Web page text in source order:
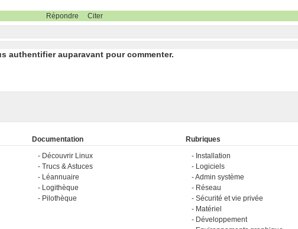
Répondre Citer
authentifier auparavant pour commenter.
Documentation
Découvrir Linux
Trucs & Astuces
Léannuaire
Logithèque
Pilothèque
Rubriques
Installation
Logiciels
Admin système
Réseau
Sécurité et vie privée
Matériel
Développement